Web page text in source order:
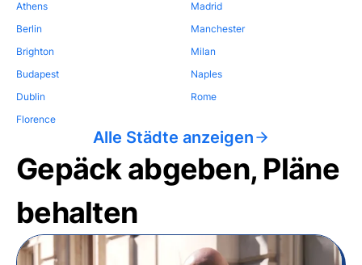
Athens
Berlin
Brighton
Budapest
Dublin
Florence
Madrid
Manchester
Milan
Naples
Rome
Alle Städte anzeigen
Gepäck abgeben, Pläne
behalten